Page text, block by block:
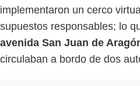
implementaron un cerco
supuestos responsables; lo
avenida San Juan de
circulaban a bordo de dos